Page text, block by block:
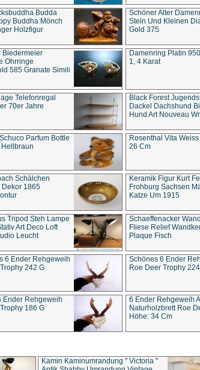
Budda
Buddha Mönch
Holzfigur
Schöner Alter
Stein Und Kleinen
Gold 375
Biedermeier
Ohrringe
585 Granate Simili
Damenring Platin
1, 4 Karat
Telefonregal
70er Jahre
Black Forest
Dackel Dachshund
Hund Art Nouveau
Parfum Bottle
Hellbraun
Rosenthal Vita
26 Cm
Schälchen
1865
Keramik Figur Kurt
Frohburg Sachsen
Katze Um 1915
Tripod Steh Lampe
Art Deco Loft
Leucht
Schaeffenacker
Fliese Relief
Plaque Fisch
6 Ender Rehgeweih
242 G
Schönes 6 Ender
Roe Deer Trophy
Ender Rehgeweih
186 G
6 Ender Rehgeweih
Naturholzbrett Roe
Höhe: 34 Cm
Kamin Kaminumrandung " Victoria "